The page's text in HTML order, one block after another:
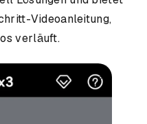
Videoanleitung,
verläuft.